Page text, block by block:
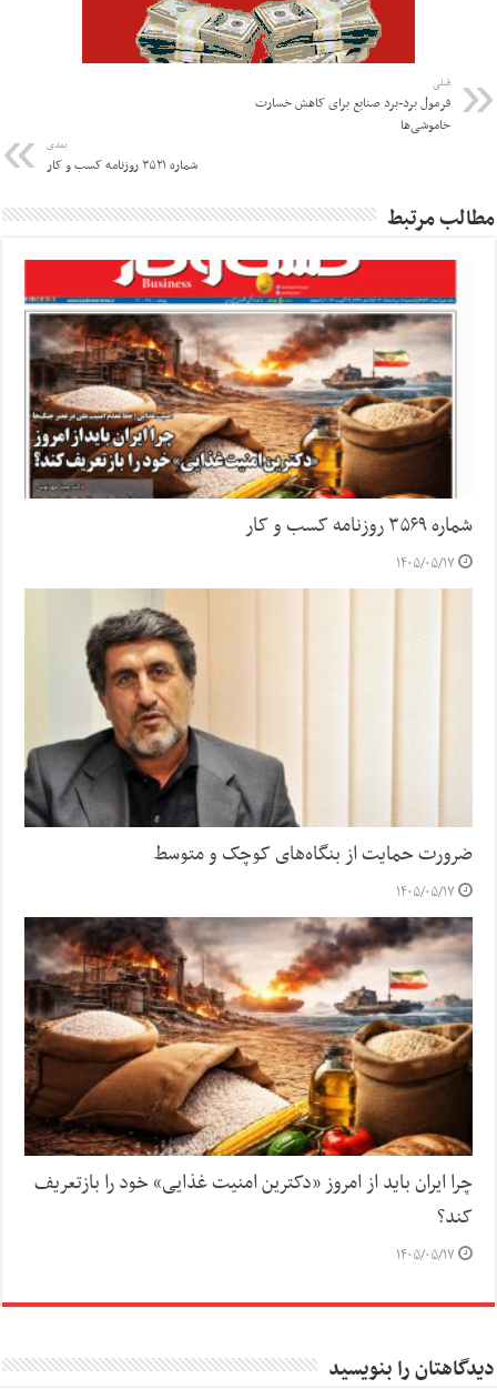
قبلی
فرمول برد-برد صنایع برای کاهش خسارت
خاموشی‌ها
بعدی
شماره ۳۵۲۱ روزنامه کسب و کار
مطالب مرتبط
شماره ۳۵۶۹ روزنامه کسب و کار
۱۴۰۵/۰۵/۱۷
ضرورت حمایت از بنگاه‌های کوچک و متوسط
۱۴۰۵/۰۵/۱۷
چرا ایران باید از امروز «دکترین امنیت غذایی» خود را بازتعریف
کند؟
۱۴۰۵/۰۵/۱۷
دیدگاهتان را بنویسید